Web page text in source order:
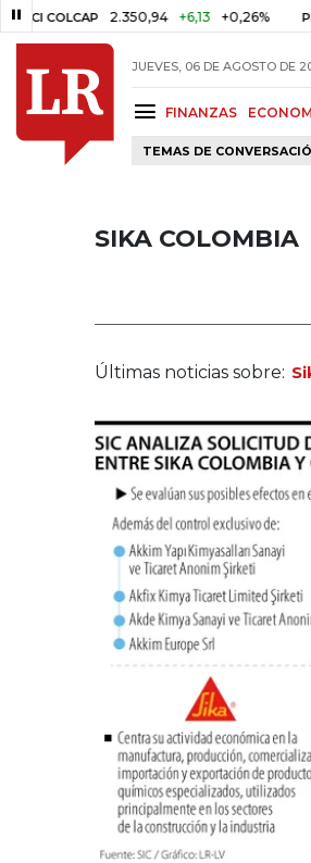
COLCAP 2.350,94 +6,13 +0,26%
JUEVES, 06 DE AGOSTO DE
FINANZAS
TEMAS DE
SIKA COLOMBIA
Últimas noticias sobre: